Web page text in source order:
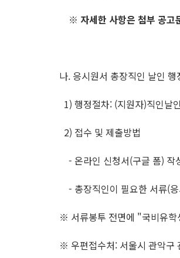
※ 자세한 사항은 첨부 공고
나. 응시원서 총장직인 날인 행
1) 행정절차: (지원자)직인날
2) 접수 및 제출방법
- 온라인 신청서(구글 폼)
- 총장직인이 필요한 서류(응
※ 서류봉투 전면에 "국비유학
※ 우편접수처: 서울시 관악구